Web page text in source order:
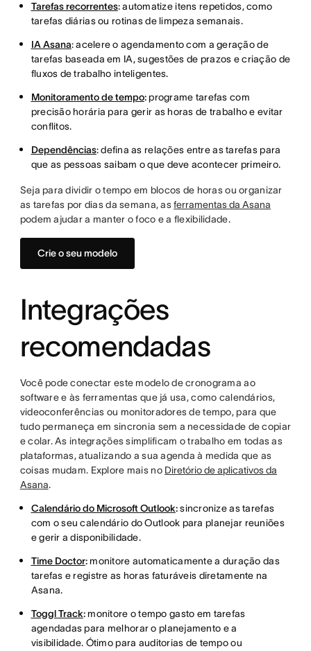
Tarefas recorrentes: automatize itens repetidos, como
tarefas diárias ou rotinas de limpeza semanais.
IA Asana: acelere o agendamento com a geração de
tarefas baseada em IA, sugestões de prazos e criação de
fluxos de trabalho inteligentes.
Monitoramento de tempo:programe tarefas com
precisão horária para gerir as horas de trabalho e evitar
conflitos.
Dependências: defina as relações entre as tarefas para
que as pessoas saibam o que deve acontecer primeiro.
Seja para dividir o tempo em blocos de horas ou organizar
as tarefas por dias da semana, asferramentas da Asana
podem ajudar a manter o foco e a flexibilidade.
Crie o seu modelo
Integrações
recomendadas
Você pode conectar este modelo de cronograma ao
software e às ferramentas que já usa, como calendários,
videoconferências ou monitoradores de tempo, para que
tudo permaneça em sincronia sem a necessidade de copiar
e colar. As integrações simplificam o trabalho em todas as
plataformas, atualizando a sua agenda à medida que as
coisas mudam. Explore mais no Diretório de aplicativos da
Asana.
Calendário do Microsoft Outlook:sincronize as tarefas
com o seu calendário do Outlook para planejar reuniões
e gerir a disponibilidade.
Time Doctor:monitore automaticamente a duração das
tarefas e registre as horas faturáveis diretamente na
Asana.
Toggl Track:monitore o tempo gasto em tarefas
agendadas para melhorar o planejamento e a
visibilidade. Ótimo para auditorias de tempo ou